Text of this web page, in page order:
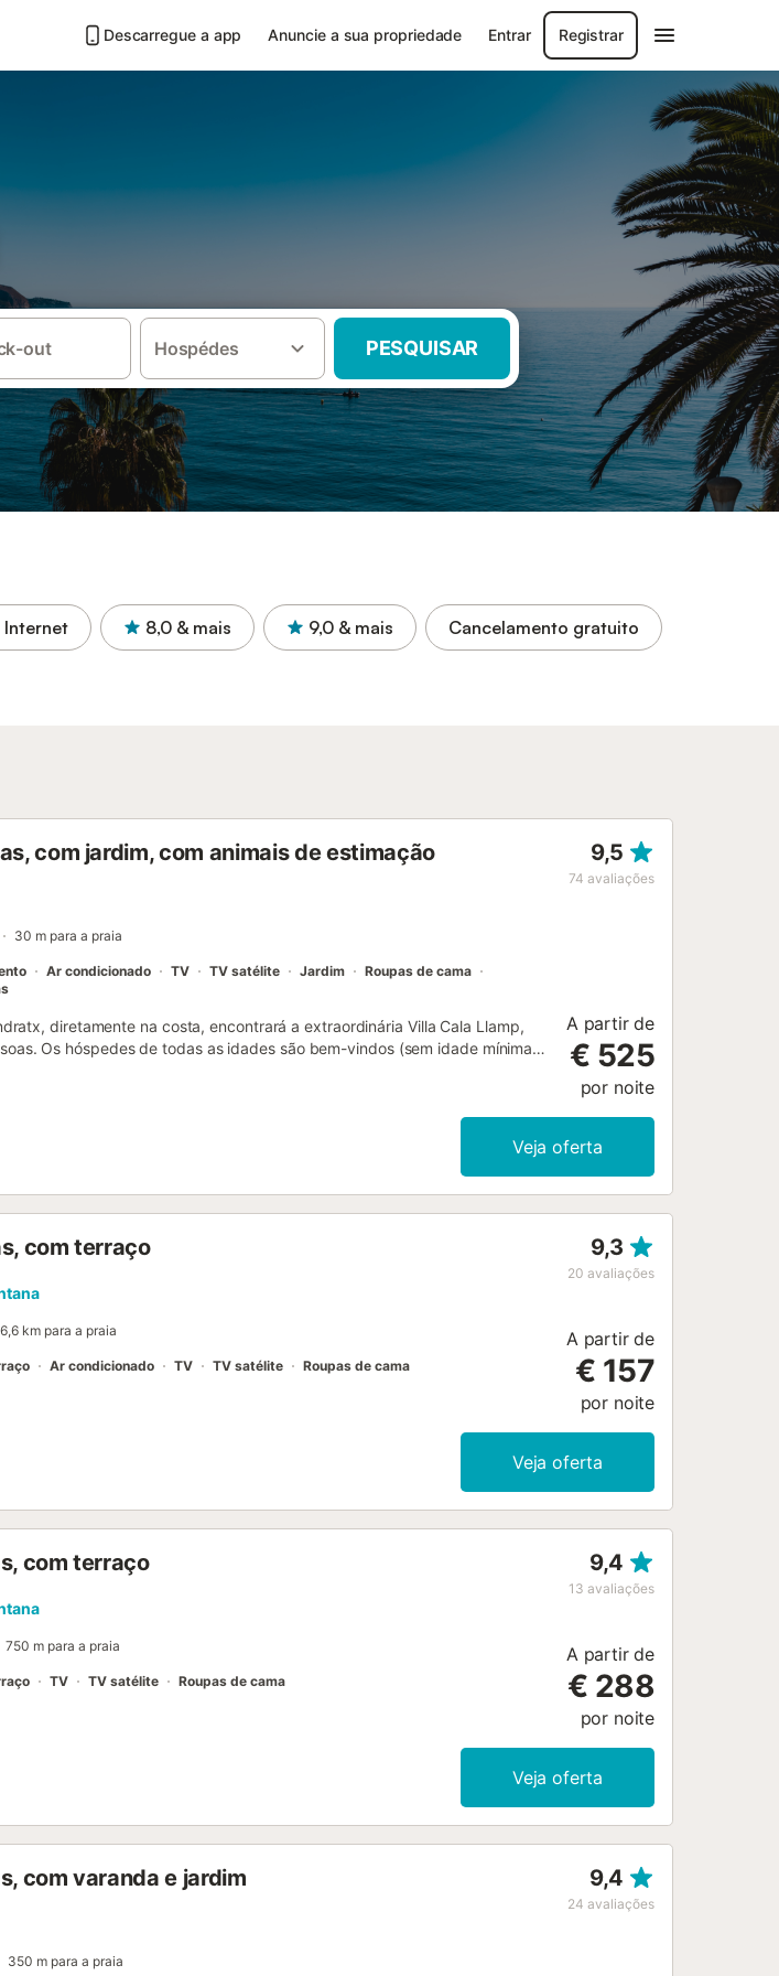
Descarregue a app Anuncie a sua propriedade Entrar Registrar
out Hospédes PESQUISAR
Internet 8,0 & mais 9,0 & mais Cancelamento gratuito
com jardim, com animais de estimação 9,5
74 avaliações
30 m para a praia
Ar condicionado TV TV satélite Jardim
Roupas de cama
diretamente na costa, encontrará a extraordinária Villa Cala Llamp,
Os hóspedes de todas as idades são bem-vindos (sem idade mínima)!
bem equipada, distribuída por 3 pisos, e não deixa nada a desejar. O
bem como uma televisão por satélite, uma cadeira alta e um berço. Passe
na varanda, no terraço parcialmente coberto com um churrasco, ou junto à
desfrutar de uma fantástica vista panorâmica sobre o mar e a costa.
estão espalhadas ao longo da costa, a praia de areia mais próxima fica em
A partir de
€ 525
por noite
Veja oferta
com terraço 9,3
20 avaliações
6,6 km para a praia
Ar condicionado TV TV satélite Roupas de cama
A partir de
€ 157
por noite
Veja oferta
com terraço 9,4
13 avaliações
750 m para a praia
TV TV satélite Roupas de cama
A partir de
€ 288
por noite
Veja oferta
com varanda e jardim 9,4
24 avaliações
350 m para a praia